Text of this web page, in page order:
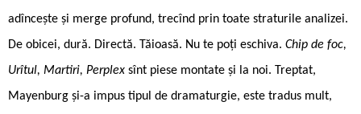
adîncește și merge profund, trecînd prin toate straturile analizei.
De obicei, dură. Directă. Tăioasă. Nu te poți eschiva. Chip de foc,
Urîtul, Martiri, Perplex sînt piese montate și la noi. Treptat,
Mayenburg și-a impus tipul de dramaturgie, este tradus mult,